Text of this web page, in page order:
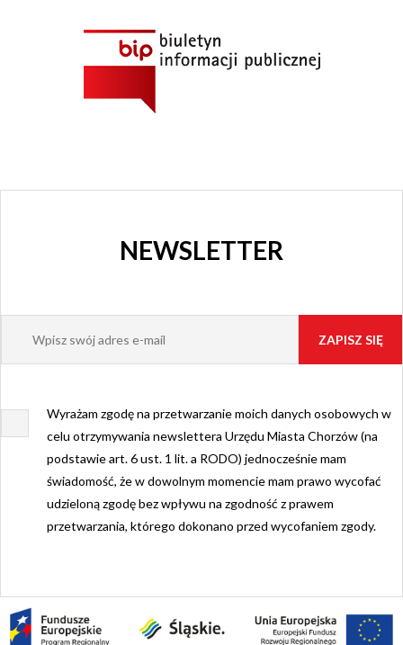
GRAJFKA
NEWSLETTER
Wyrażam zgodę na przetwarzanie moich danych osobowych w
celu otrzymywania newslettera Urzędu Miasta Chorzów (na
podstawie art. 6 ust. 1 lit. a RODO) jednocześnie mam
świadomość, że w dowolnym momencie mam prawo wycofać
udzieloną zgodę bez wpływu na zgodność z prawem
przetwarzania, którego dokonano przed wycofaniem zgody.